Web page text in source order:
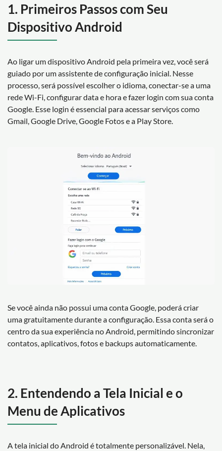
1. Primeiros Passos com Seu
Dispositivo Android
Ao ligar um dispositivo Android pela primeira vez, você será
guiado por um assistente de configuração inicial. Nesse
processo, será possível escolher o idioma, conectar-se a uma
rede Wi-Fi, configurar data e hora e fazer login com sua conta
Google. Esse login é essencial para acessar serviços como
Gmail, Google Drive, Google Fotos e a Play Store.
Se você ainda não possui uma conta Google, poderá criar
uma gratuitamente durante a configuração. Essa conta será o
centro da sua experiência no Android, permitindo sincronizar
contatos, aplicativos, fotos e backups automaticamente.
2. Entendendo a Tela Inicial e o
Menu de Aplicativos
A tela inicial do Android é totalmente personalizável. Nela,